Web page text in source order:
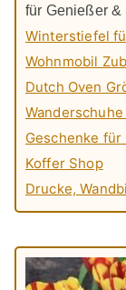
für Genießer &
Winterstiefel
Wohnmobil
Dutch Oven
Geschenke für
Koffer Shop
Drucke,